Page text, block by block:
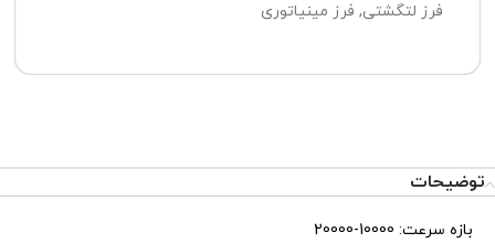
فرز لتگشتی, فرز مینیاتوری
توضیحات
بازه سرعت: 10000-20000